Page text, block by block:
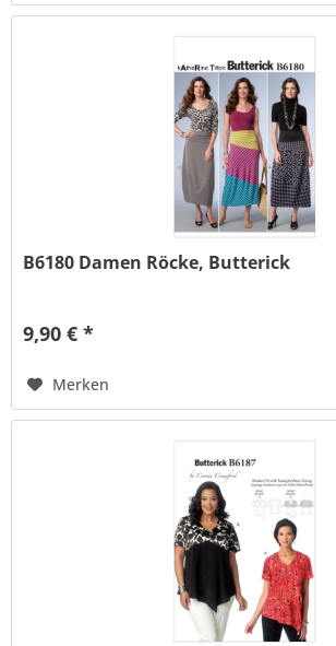
B6180 Damen Röcke, Butterick
9,90 € *
Merken